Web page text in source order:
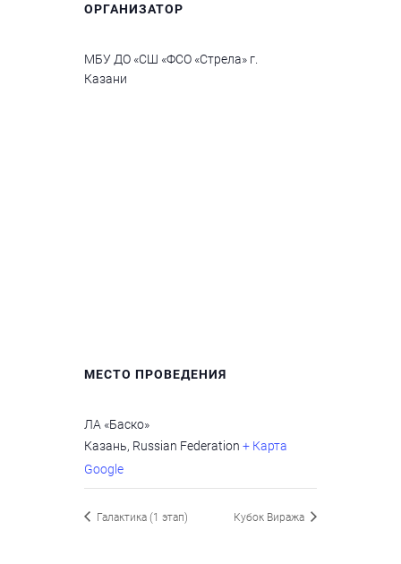
ОРГАНИЗАТОР
МБУ ДО «СШ «ФСО «Стрела» г.
Казани
МЕСТО ПРОВЕДЕНИЯ
ЛА «Баско»
Казань, Russian Federation + Карта
Google
Галактика (1 этап) Кубок Виража